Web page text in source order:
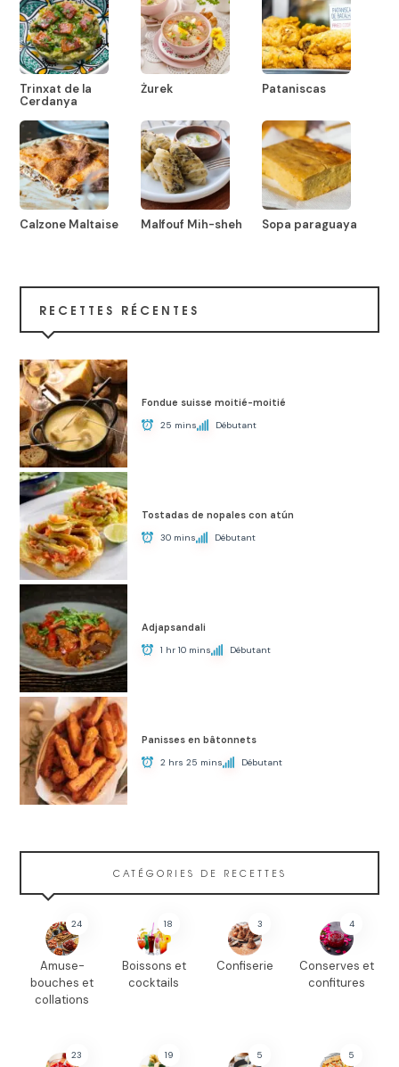
Trinxat de la
Cerdanya
Żurek Pataniscas
Calzone Maltaise Malfouf Mih-sheh Sopa paraguaya
RECETTES RÉCENTES
Fondue suisse moitié-moitié
25 mins Débutant
Tostadas de nopales con atún
30 mins Débutant
Adjapsandali
1 hr 10 mins Débutant
Panisses en bâtonnets
2 hrs 25 mins Débutant
CATÉGORIES DE RECETTES
24
Amuse-
bouches et
collations
18
Boissons et
cocktails
3
Confiserie
4
Conserves et
confitures
23 19 5 5